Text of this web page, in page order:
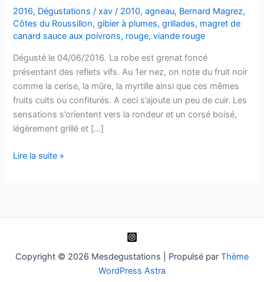
2016, Dégustations /xav/ 2010,agneau, Bernard Magrez,
Côtes du Roussillon,gibier à plumes,grillades, magret de
canard sauce aux poivrons, rouge,viande rouge
Dégusté le 04/06/2016. La robe est grenat foncé
présentant des reflets vifs. Au 1er nez, on note du fruit noir
comme la cerise, la mûre, la myrtille ainsi que ces mêmes
fruits cuits ou confiturés. A ceci s’ajoute un peu de cuir. Les
sensations s’orientent vers la rondeur et un corsé boisé,
légèrement grillé et […]
Côtes
savait
Lire la suite »
Copyright © 2026 Mesdegustations | Propulsé par Thème
WordPress Astra